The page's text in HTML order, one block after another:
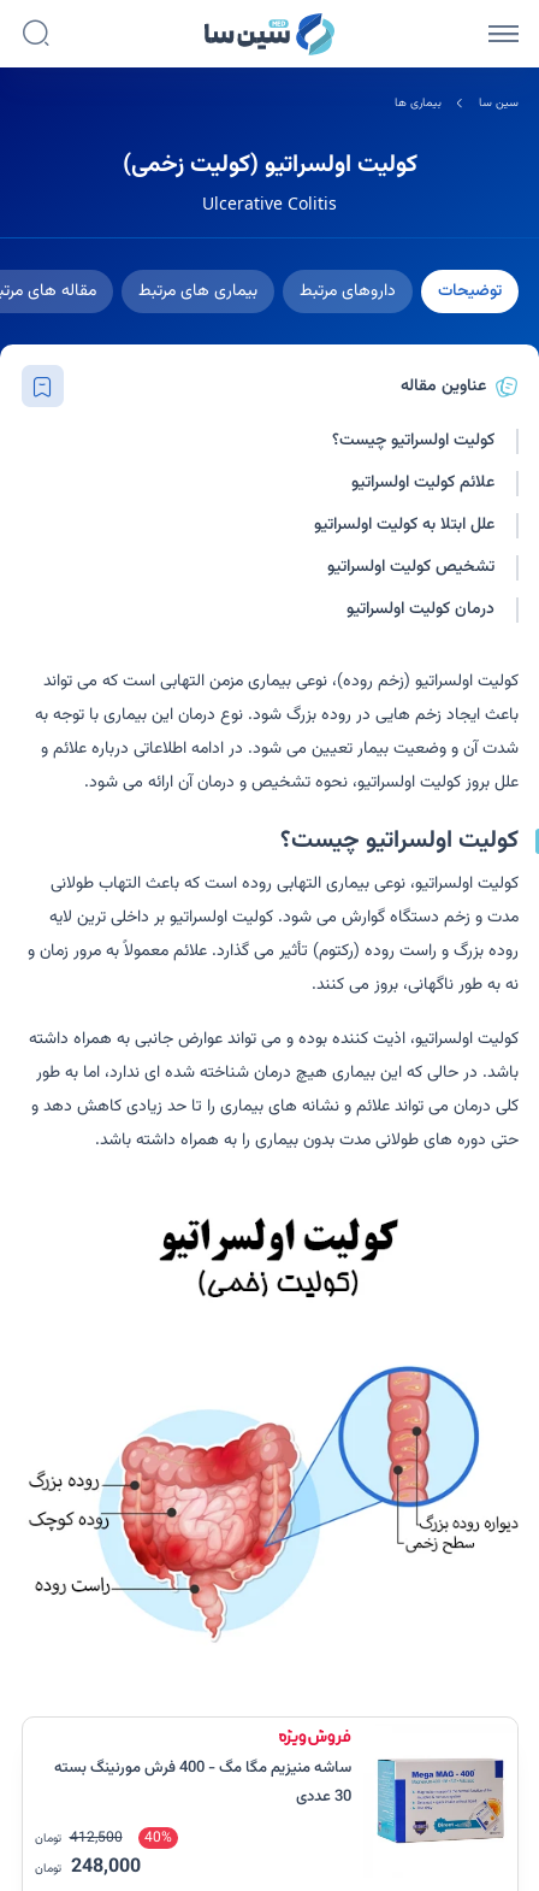
سین سا بیماری ها
کولیت اولسراتیو (کولیت زخمی)
Ulcerative Colitis
توضیحات داروهای مرتبط بیماری های مرتبط مقاله های
عناوین مقاله
کولیت اولسراتیو چیست؟
علائم کولیت اولسراتیو
علل ابتلا به کولیت اولسراتیو
تشخیص کولیت اولسراتیو
درمان کولیت اولسراتیو
کولیت اولسراتیو (زخم روده)، نوعی بیماری مزمن التهابی است که می تواند
باعث ایجاد زخم هایی در روده بزرگ شود. نوع درمان این بیماری با توجه به
شدت آن و وضعیت بیمار تعیین می شود. در ادامه اطلاعاتی درباره علائم و
علل بروز کولیت اولسراتیو، نحوه تشخیص و درمان آن ارائه می شود.
کولیت اولسراتیو چیست؟
کولیت اولسراتیو، نوعی بیماری التهابی روده است که باعث التهاب طولانی
مدت و زخم دستگاه گوارش می شود. کولیت اولسراتیو بر داخلی ترین لایه
روده بزرگ و راست روده (رکتوم) تأثیر می گذارد. علائم معمولاً به مرور زمان و
نه به طور ناگهانی، بروز می کنند.
کولیت اولسراتیو، اذیت کننده بوده و می تواند عوارض جانبی به همراه داشته
باشد. در حالی که این بیماری هیچ درمان شناخته شده ای ندارد، اما به طور
کلی درمان می تواند علائم و نشانه های بیماری را تا حد زیادی کاهش دهد و
حتی دوره های طولانی مدت بدون بیماری را به همراه داشته باشد.
ساشه منیزیم مگا مگ - 400 فرش مورنینگ بسته
30 عددی
40%
412,500 تومان
248,000 تومان